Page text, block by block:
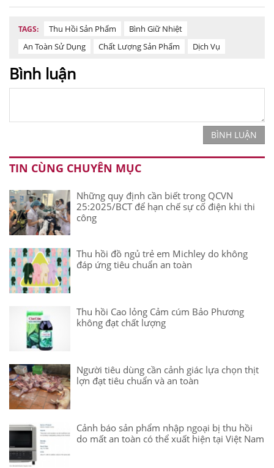
TAGS: Thu Hồi Sản Phẩm
Bình Giữ Nhiệt
An Toàn Sử Dụng
Chất Lượng Sản Phẩm Dịch Vụ
Bình luận
BÌNH LUẬN
TIN CÙNG CHUYÊN MỤC
Những quy định cần biết trong QCVN
25:2025/BCT để hạn chế sự cố điện khi thi
công
Thu hồi đồ ngủ trẻ em Michley do không
đáp ứng tiêu chuẩn an toàn
Thu hồi Cao lỏng Cảm cúm Bảo Phương
không đạt chất lượng
Người tiêu dùng cần cảnh giác lựa chọn thịt
lợn đạt tiêu chuẩn và an toàn
Cảnh báo sản phẩm nhập ngoại bị thu hồi
do mất an toàn có thể xuất hiện tại Việt Nam